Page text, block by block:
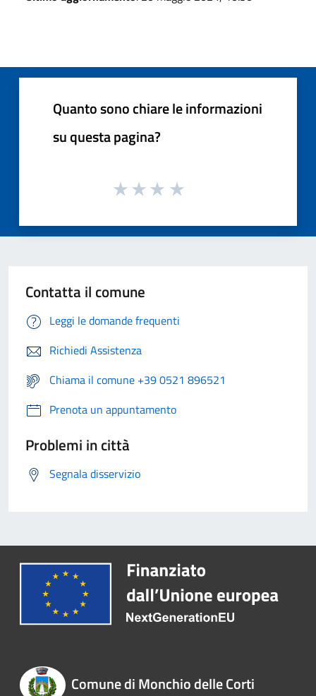
Quanto sono chiare le informazioni
su questa pagina?
Contatta il comune
Leggi le domande frequenti
Richiedi Assistenza
Chiama il comune +39 0521 896521
Prenota un appuntamento
Problemi in città
Segnala disservizio
Comune di Monchio delle Corti